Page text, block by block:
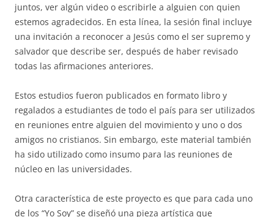
juntos, ver algún video o escribirle a alguien con quien
estemos agradecidos. En esta línea, la sesión final incluye
una invitación a reconocer a Jesús como el ser supremo y
salvador que describe ser, después de haber revisado
todas las afirmaciones anteriores.
Estos estudios fueron publicados en formato libro y
regalados a estudiantes de todo el país para ser utilizados
en reuniones entre alguien del movimiento y uno o dos
amigos no cristianos. Sin embargo, este material también
ha sido utilizado como insumo para las reuniones de
núcleo en las universidades.
Otra característica de este proyecto es que para cada uno
de los “Yo Soy” se diseñó una pieza artística que